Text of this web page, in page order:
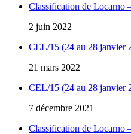
Classification de Locarno
2 juin 2022
CEL/15 (24 au 28 janvier
21 mars 2022
CEL/15 (24 au 28 janvier
7 décembre 2021
Classification de Locarno